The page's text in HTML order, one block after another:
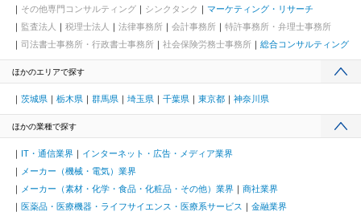
その他専門コンサルティング
シンクタンク
マーケティング・リサーチ
監査法人
税理士法人 法律事務所 会計事務所
特許事務所・弁理士事務所
司法書士事務所・行政書士事務所
社会保険労務士事務所 総合コンサルティング
ほかのエリアで探す
茨城県 栃木県 群馬県 埼玉県 千葉県 東京都 神奈川県
ほかの業種で探す
IT・通信業界
インターネット・広告・メディア業界
メーカー（機械・電気）業界
メーカー（素材・化学・食品・化粧品・その他）業界
商社業界
医薬品・医療機器・ライフサイエンス・医療系サービス
金融業界